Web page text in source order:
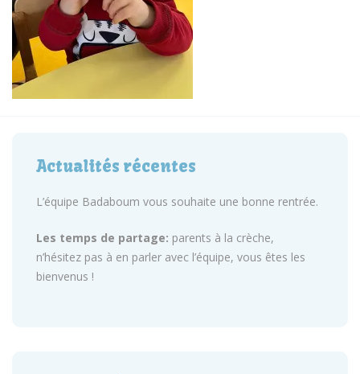
Actualités récentes
L’équipe Badaboum vous souhaite une bonne rentrée.
Les temps de partage: parents à la crèche,
n’hésitez pas à en parler avec l’équipe, vous êtes les
bienvenus !